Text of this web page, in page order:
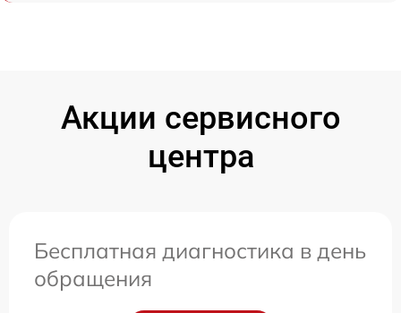
Акции сервисного
центра
Бесплатная диагностика в день
обращения